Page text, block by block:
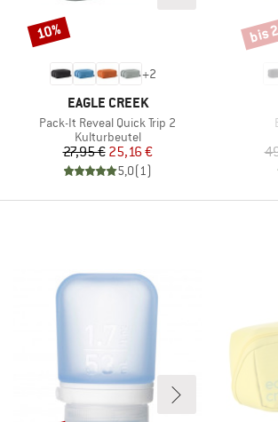
+2
MARKE
EAGLE CREEK
Artikel
Pack-It Reveal Quick Trip 2
Produktgruppe
Kulturbeutel
Preis
27,95 € reduzierter Preis
25,16 €
5,0(1)
Rabatt
10% bis